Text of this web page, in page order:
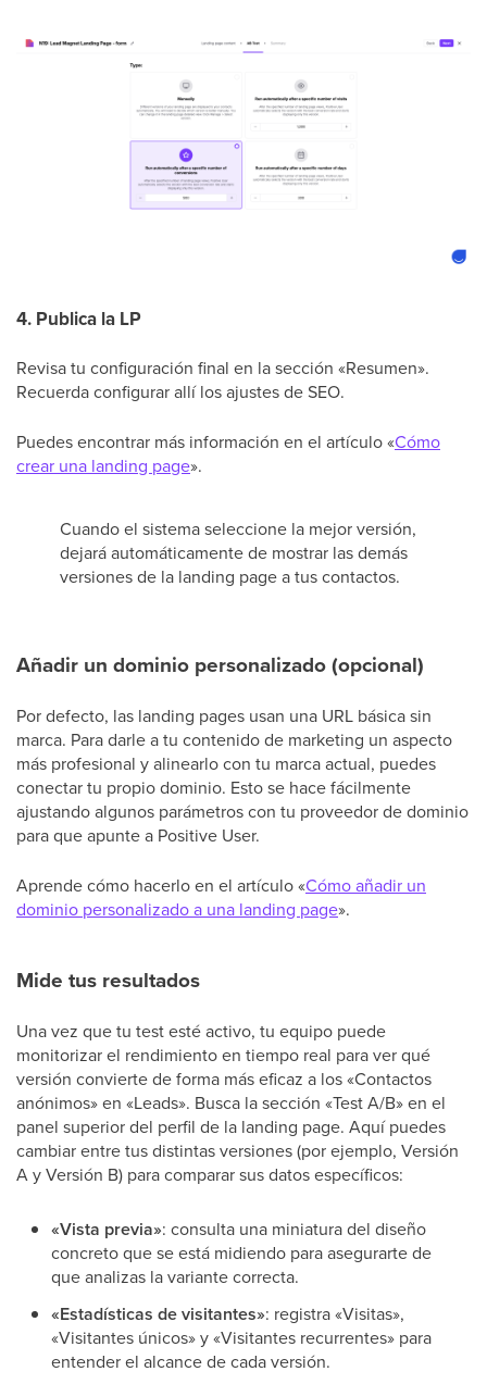
4. Publica la LP
Revisa tu configuración final en la sección «Resumen».
Recuerda configurar allí los ajustes de SEO.
Puedes encontrar más información en el artículo «Cómo
crear una landing page».
Cuando el sistema seleccione la mejor versión,
dejará automáticamente de mostrar las demás
versiones de la landing page a tus contactos.
Añadir un dominio personalizado (opcional)
Por defecto, las landing pages usan una URL básica sin
marca. Para darle a tu contenido de marketing un aspecto
más profesional y alinearlo con tu marca actual, puedes
conectar tu propio dominio. Esto se hace fácilmente
ajustando algunos parámetros con tu proveedor de dominio
para que apunte a Positive User.
Aprende cómo hacerlo en el artículo «Cómo añadir un
dominio personalizado a una landing page».
Mide tus resultados
Una vez que tu test esté activo, tu equipo puede
monitorizar el rendimiento en tiempo real para ver qué
versión convierte de forma más eficaz a los «Contactos
anónimos» en «Leads». Busca la sección «Test A/B» en el
panel superior del perfil de la landing page. Aquí puedes
cambiar entre tus distintas versiones (por ejemplo, Versión
A y Versión B) para comparar sus datos específicos:
«Vista previa»: consulta una miniatura del diseño
concreto que se está midiendo para asegurarte de
que analizas la variante correcta.
«Estadísticas de visitantes»: registra «Visitas»,
«Visitantes únicos» y «Visitantes recurrentes» para
entender el alcance de cada versión.